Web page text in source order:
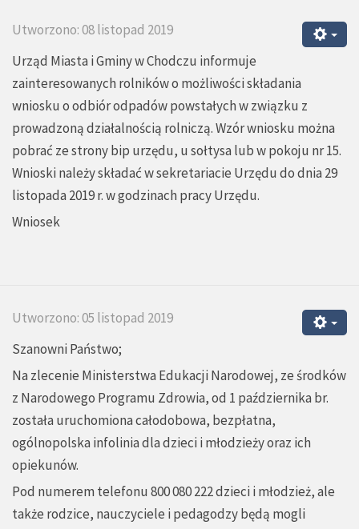
Utworzono: 08 listopad 2019
Urząd Miasta i Gminy w Chodczu informuje
zainteresowanych rolników o możliwości składania
wniosku o odbiór odpadów powstałych w związku z
prowadzoną działalnością rolniczą. Wzór wniosku można
pobrać ze strony bip urzędu, u sołtysa lub w pokoju nr 15.
Wnioski należy składać w sekretariacie Urzędu do dnia 29
listopada 2019 r. w godzinach pracy Urzędu.
Wniosek
Utworzono: 05 listopad 2019
Szanowni Państwo;
Na zlecenie Ministerstwa Edukacji Narodowej, ze środków
z Narodowego Programu Zdrowia, od 1 października br.
została uruchomiona całodobowa, bezpłatna,
ogólnopolska infolinia dla dzieci i młodzieży oraz ich
opiekunów.
Pod numerem telefonu 800 080 222 dzieci i młodzież, ale
także rodzice, nauczyciele i pedagodzy będą mogli